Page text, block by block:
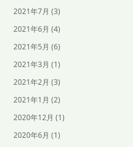
2021年7月 (3)
2021年6月 (4)
2021年5月 (6)
2021年3月 (1)
2021年2月 (3)
2021年1月 (2)
2020年12月 (1)
2020年6月 (1)